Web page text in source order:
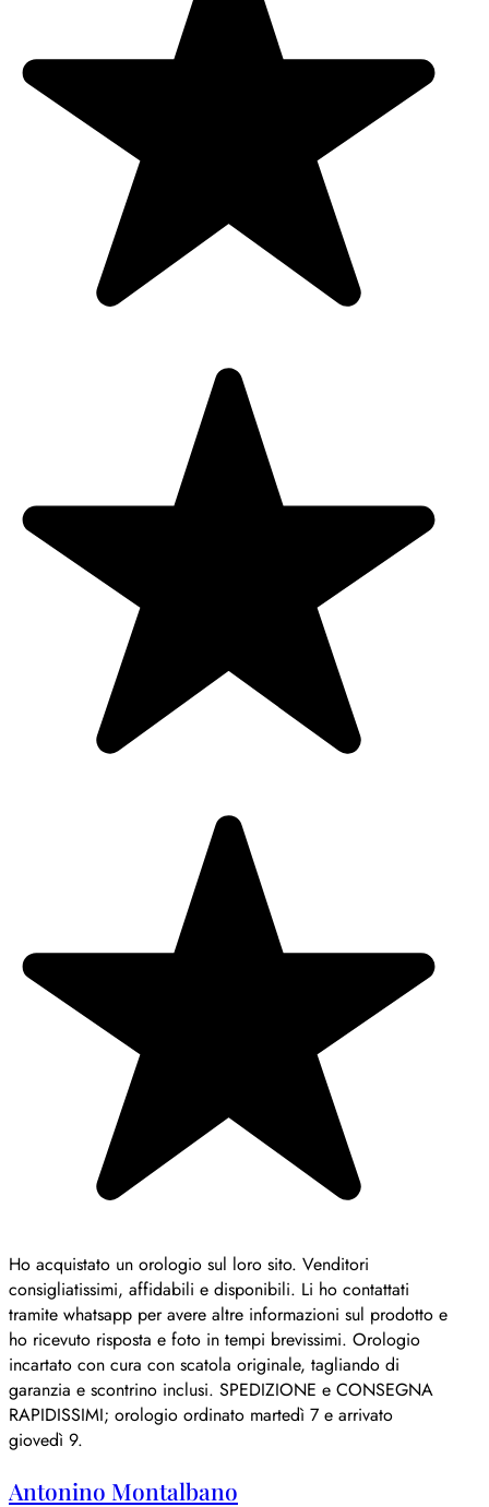
Ho acquistato un orologio sul loro sito. Venditori
consigliatissimi, affidabili e disponibili. Li ho contattati
tramite whatsapp per avere altre informazioni sul prodotto e
ho ricevuto risposta e foto in tempi brevissimi. Orologio
incartato con cura con scatola originale, tagliando di
garanzia e scontrino inclusi. SPEDIZIONE e CONSEGNA
RAPIDISSIMI; orologio ordinato martedì 7 e arrivato
giovedì 9.
Antonino Montalbano